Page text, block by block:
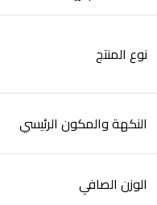
نوع المنتج
النكهة والمكون الرئيسي
الوزن الصافي